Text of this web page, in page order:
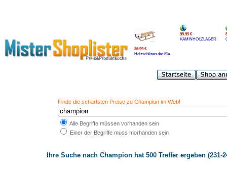
36.99 €
Holzschlitten der Kla..
99.99 €
KAMINHOLZLAGER
Finde die schärfsten Preise zu Champion im Web!
Alle Begriffe müssen vorhanden sein
Einer der Begriffe muss morhanden sein
Ihre Suche nach Champion hat 500 Treffer ergeben (231-